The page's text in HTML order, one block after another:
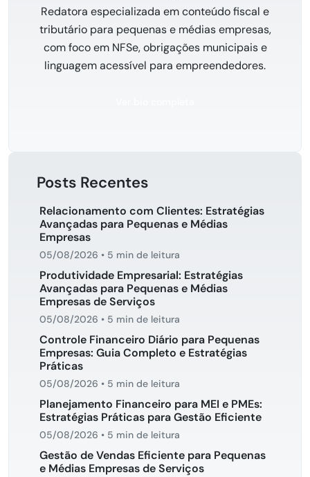
Redatora especializada em conteúdo fiscal e
tributário para pequenas e médias empresas,
com foco em NFSe, obrigações municipais e
linguagem acessível para empreendedores.
Posts Recentes
Relacionamento com Clientes: Estratégias
Avançadas para Pequenas e Médias
Empresas
05/08/2026 • 5 min de leitura
Produtividade Empresarial: Estratégias
Avançadas para Pequenas e Médias
Empresas de Serviços
05/08/2026 • 5 min de leitura
Controle Financeiro Diário para Pequenas
Empresas: Guia Completo e Estratégias
Práticas
05/08/2026 • 5 min de leitura
Planejamento Financeiro para MEI e PMEs:
Estratégias Práticas para Gestão Eficiente
05/08/2026 • 5 min de leitura
Gestão de Vendas Eficiente para Pequenas
e Médias Empresas de Serviços